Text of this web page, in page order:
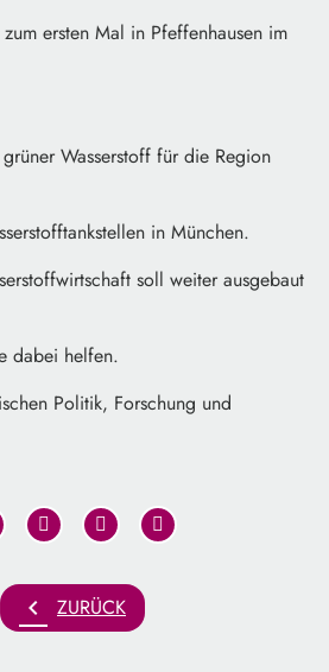
ersten Mal in Pfeffenhausen im
Wasserstoff für die Region
in München.
soll weiter ausgebaut
dabei helfen.
Politik, Forschung und
chevron_left ZURÜCK